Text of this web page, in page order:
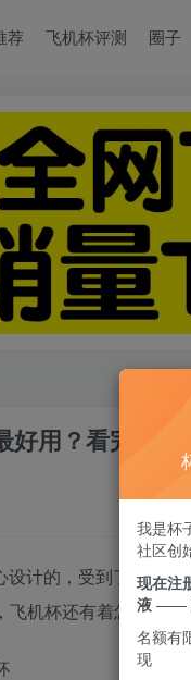
荐 飞机杯评测 圈子
用？看完评则
计的，受到了很多
飞机杯还有着怎样的优
我是杯
社区创
现在注
液 ——
名额有
现